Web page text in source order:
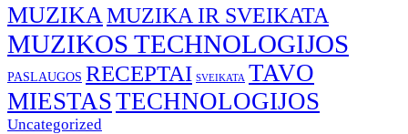
MUZIKA MUZIKA IR SVEIKATA
MUZIKOS TECHNOLOGIJOS
PASLAUGOS RECEPTAI SVEIKATA TAVO
MIESTASTECHNOLOGIJOS
Uncategorized